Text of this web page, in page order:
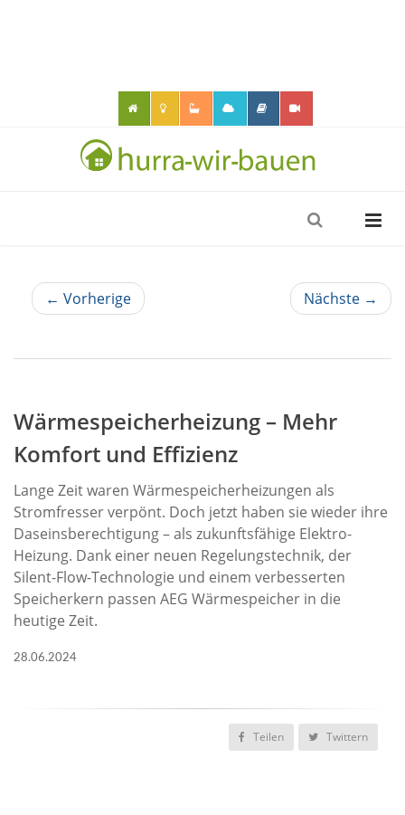
← Vorherige Nächste →
Wärmespeicherheizung – Mehr
Komfort und Effizienz
Lange Zeit waren Wärmespeicherheizungen als
Stromfresser verpönt. Doch jetzt haben sie wieder ihre
Daseinsberechtigung – als zukunftsfähige Elektro-
Heizung. Dank einer neuen Regelungstechnik, der
Silent-Flow-Technologie und einem verbesserten
Speicherkern passen AEG Wärmespeicher in die
heutige Zeit.
28.06.2024
Teilen Twittern